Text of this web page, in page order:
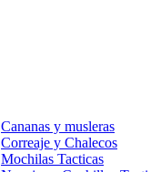
Cananas y musleras
Correaje y Chalecos
Mochilas Tacticas